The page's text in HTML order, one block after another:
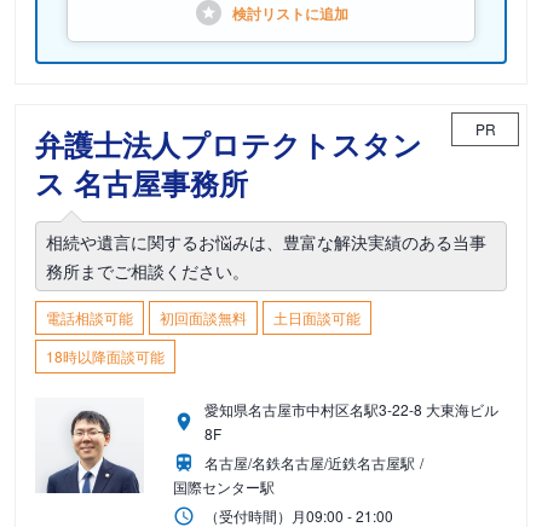
検討リストに追加
弁護士法人プロテクトスタン
ス 名古屋事務所
PR
相続や遺言に関するお悩みは、豊富な解決実績のある当事
務所までご相談ください。
電話相談可能 初回面談無料
土日面談可能
18時以降面談可能
愛知県名古屋市中村区名駅3-22-8 大東海ビル
8F
名古屋/名鉄名古屋/近鉄名古屋駅
国際センター駅
（受付時間） 月09:00 - 21:00